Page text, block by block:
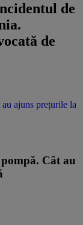
de
de
ajuns prețurile la
Cât au